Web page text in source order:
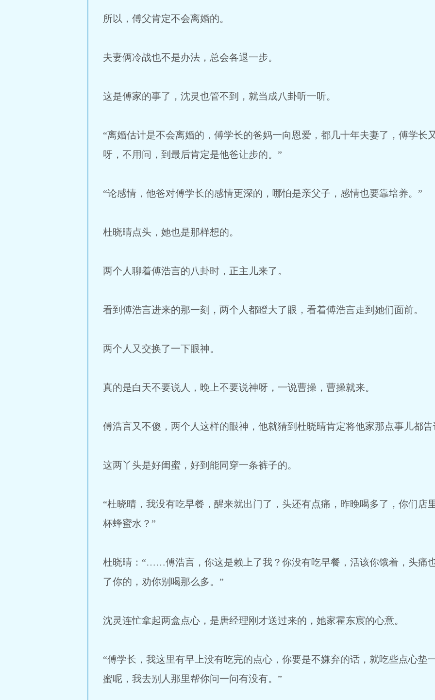
所以，傅父肯定不会离婚的。
夫妻俩冷战也不是办法，总会各退一步。
这是傅家的事了，沈灵也管不到，就当成八卦听一听。
“离婚估计是不会离婚的，傅学长的爸妈一向恩爱，都几十年夫妻了，傅学长
呀，不用问，到最后肯定是他爸让步的。”
“论感情，他爸对傅学长的感情更深的，哪怕是亲父子，感情也要靠培养。”
杜晓晴点头，她也是那样想的。
两个人聊着傅浩言的八卦时，正主儿来了。
看到傅浩言进来的那一刻，两个人都瞪大了眼，看着傅浩言走到她们面前。
两个人又交换了一下眼神。
真的是白天不要说人，晚上不要说神呀，一说曹操，曹操就来。
傅浩言又不傻，两个人这样的眼神，他就猜到杜晓晴肯定将他家那点事儿都告
这两丫头是好闺蜜，好到能同穿一条裤子的。
“杜晓晴，我没有吃早餐，醒来就出门了，头还有点痛，昨晚喝多了，你们店
杯蜂蜜水？”
杜晓晴：“……傅浩言，你这是赖上了我？你没有吃早餐，活该你饿着，头痛
了你的，劝你别喝那么多。”
沈灵连忙拿起两盒点心，是唐经理刚才送过来的，她家霍东宸的心意。
“傅学长，我这里有早上没有吃完的点心，你要是不嫌弃的话，就吃些点心垫
蜜呢，我去别人那里帮你问一问有没有。”